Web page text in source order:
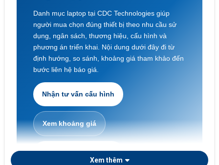
Danh mục laptop tại CDC Technologies giúp
người mua chọn đúng thiết bị theo nhu cầu sử
dụng, ngân sách, thương hiệu, cấu hình và
phương án triển khai. Nội dung dưới đây đi từ
định hướng, so sánh, khoảng giá tham khảo đến
bước liên hệ báo giá.
Nhận tư vấn cấu hình
Xem khoảng giá
Laptop doanh nghiệp
Xem thêm